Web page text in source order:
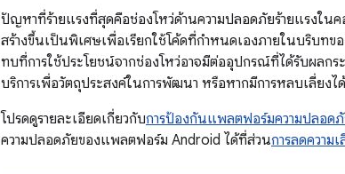
ปัญหาที่ร้ายแรงที่สุดคือช่องโหว่ด้านความปลอดภัยร้ายแรงใน
สร้างขึ้นเป็นพิเศษเพื่อเรียกใช้โค้ดที่กำหนดเองภายในบริบทข
ทบที่การใช้ประโยชน์จากช่องโหว่อาจมีต่ออุปกรณ์ที่ได้รับผลก
บริการเพื่อวัตถุประสงค์ในการพัฒนา หรือหากมีการหลบเลี่ยงได้
โปรดดูรายละเอียดเกี่ยวกับการป้องกันแพลตฟอร์มความปลอด
ความปลอดภัยของแพลตฟอร์ม Android ได้ที่ส่วนการลดควา